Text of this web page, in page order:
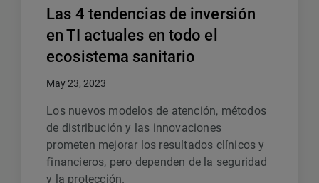
Las 4 tendencias de inversión
en TI actuales en todo el
ecosistema sanitario
May 23, 2023
Los nuevos modelos de atención, métodos
de distribución y las innovaciones
prometen mejorar los resultados clínicos y
financieros, pero dependen de la seguridad
y la protección.